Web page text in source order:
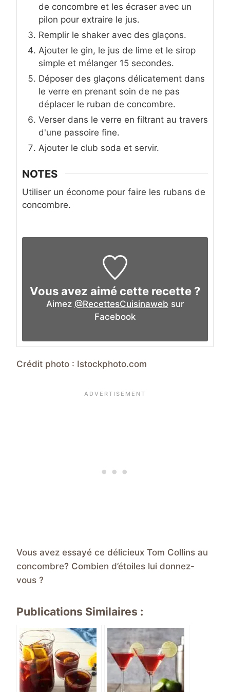
de concombre et les écraser avec un
pilon pour extraire le jus.
Remplir le shaker avec des glaçons.
Ajouter le gin, le jus de lime et le sirop
simple et mélanger 15 secondes.
Déposer des glaçons délicatement dans
le verre en prenant soin de ne pas
déplacer le ruban de concombre.
Verser dans le verre en filtrant au travers
d'une passoire fine.
Ajouter le club soda et servir.
NOTES
Utiliser un économe pour faire les rubans de
concombre.
Vous avez aimé cette recette ?
Aimez @RecettesCuisinaweb sur
Facebook
Crédit photo : Istockphoto.com
Vous avez essayé ce délicieux Tom Collins au
concombre? Combien d’étoiles lui donnez-
vous ?
Publications Similaires :